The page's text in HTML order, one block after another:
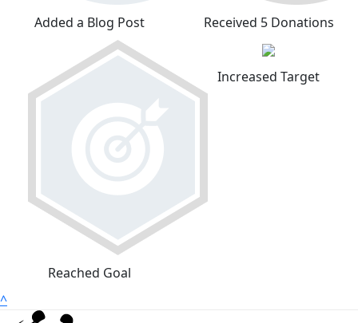
Added a Blog Post Received 5 Donations
Reached Goal
Increased Target
^